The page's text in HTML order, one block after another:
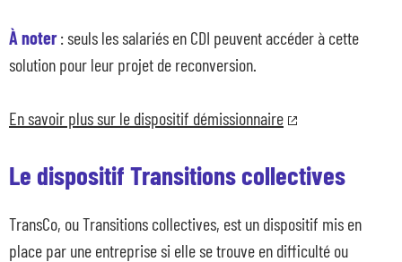
À noter: seuls les salariés en CDI peuvent accéder à cette
solution pour leur projet de reconversion.
En savoir plus sur le dispositif démissionnaire
Le dispositif Transitions collectives
TransCo, ou Transitions collectives, est un dispositif mis en
place par une entreprise si elle se trouve en difficulté ou